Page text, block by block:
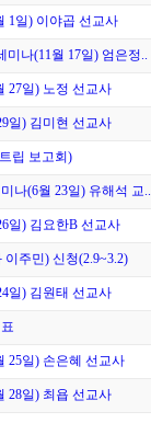
1일) 이야곱 선교사
미나(11월 17일) 엄은정..
27일) 노정 선교사
일) 김미현 선교사
립 보고회)
나(6월 23일) 유해석 교..
일) 김요한B 선교사
주민) 신청(2.9~3.2)
일) 김원태 선교사
25일) 손은혜 선교사
28일) 최욥 선교사